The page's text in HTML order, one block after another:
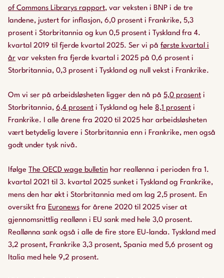
of Commons Librarys rapport, var veksten i BNP i de tre
landene, justert for inflasjon, 6,0 prosent i Frankrike, 5,3
prosent i Storbritannia og kun 0,5 prosent i Tyskland fra 4.
kvartal 2019 til fjerde kvartal 2025. Ser vi på første kvartal i
år var veksten fra fjerde kvartal i 2025 på 0,6 prosent i
Storbritannia, 0,3 prosent i Tyskland og null vekst i Frankrike.
Om vi ser på arbeidsløsheten ligger den nå på 5,0 prosent i
Storbritannia, 6,4 prosent i Tyskland og hele 8,1 prosent i
Frankrike. I alle årene fra 2020 til 2025 har arbeidsløsheten
vært betydelig lavere i Storbritannia enn i Frankrike, men også
godt under tysk nivå.
Ifølge The OECD wage bulletin har reallønna i perioden fra 1.
kvartal 2021 til 3. kvartal 2025 sunket i Tyskland og Frankrike,
mens den har økt i Storbritannia med om lag 2,5 prosent. En
oversikt fra Euronews for årene 2020 til 2025 viser at
gjennomsnittlig reallønn i EU sank med hele 3,0 prosent.
Reallønna sank også i alle de fire store EU-landa. Tyskland med
3,2 prosent, Frankrike 3,3 prosent, Spania med 5,6 prosent og
Italia med hele 9,2 prosent.